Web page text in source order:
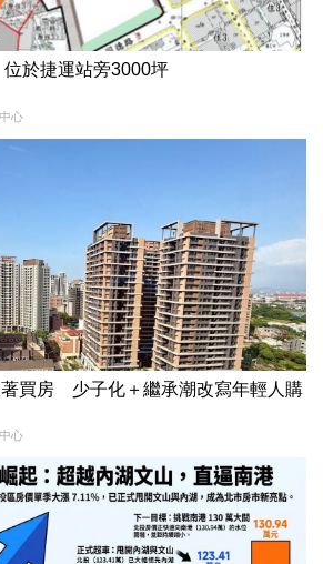
於捷運站旁3000坪
心
買房 少子化＋繼承潮改寫年輕人購
心